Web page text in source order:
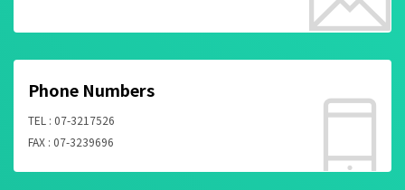
Phone Numbers
TEL : 07-3217526
FAX : 07-3239696